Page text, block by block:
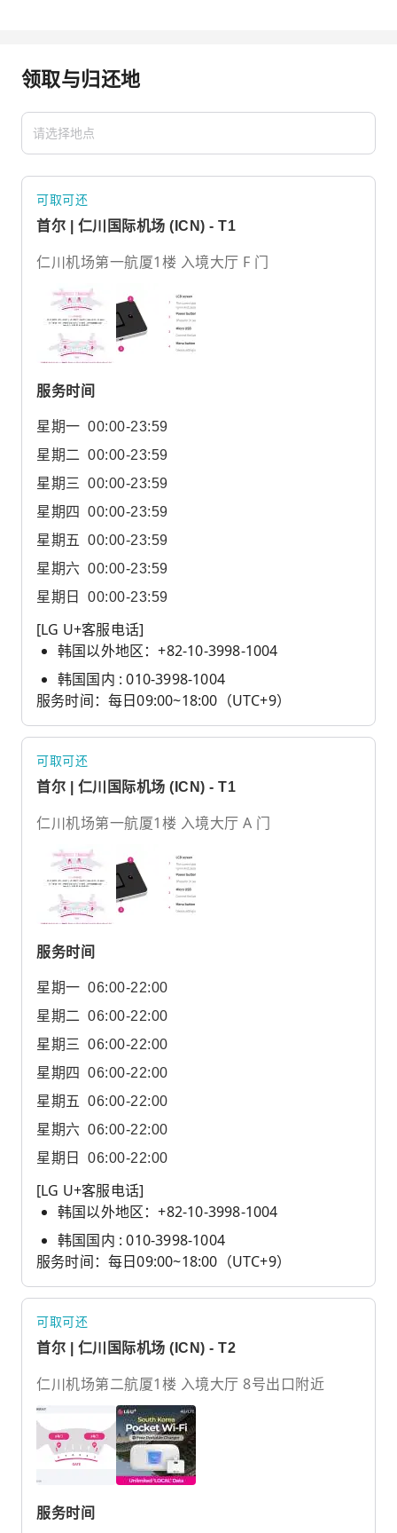
领取与归还地
可取可还
首尔 | 仁川国际机场 (ICN) - T1
仁川机场第一航厦1楼 入境大厅 F 门
服务时间
星期一 00:00-23:59
星期二 00:00-23:59
星期三
00:00-23:59
星期四
00:00-23:59
星期五
00:00-23:59
星期六 00:00-23:59
星期日
00:00-23:59
[LG U+客服电话]
韩国以外地区：+82-10-3998-1004
韩国国内 : 010-3998-1004
服务时间：每日09:00~18:00（UTC+9）
可取可还
首尔 | 仁川国际机场 (ICN) - T1
仁川机场第一航厦1楼 入境大厅 A 门
服务时间
星期一 06:00-22:00
星期二 06:00-22:00
星期三
06:00-22:00
星期四
06:00-22:00
星期五
06:00-22:00
星期六 06:00-22:00
星期日
06:00-22:00
[LG U+客服电话]
韩国以外地区：+82-10-3998-1004
韩国国内 : 010-3998-1004
服务时间：每日09:00~18:00（UTC+9）
可取可还
首尔 | 仁川国际机场 (ICN) - T2
仁川机场第二航厦1楼 入境大厅 8号出口附近
服务时间